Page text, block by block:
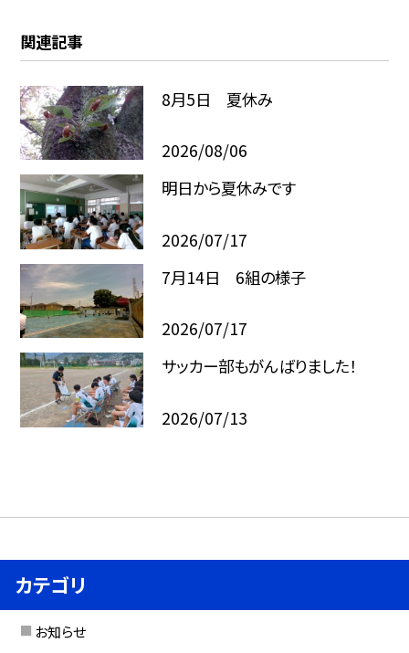
関連記事
8月5日 夏休み
2026/08/06
明日から夏休みです
2026/07/17
7月14日 6組の様子
2026/07/17
サッカー部もがんばりました！
2026/07/13
カテゴリ
お知らせ